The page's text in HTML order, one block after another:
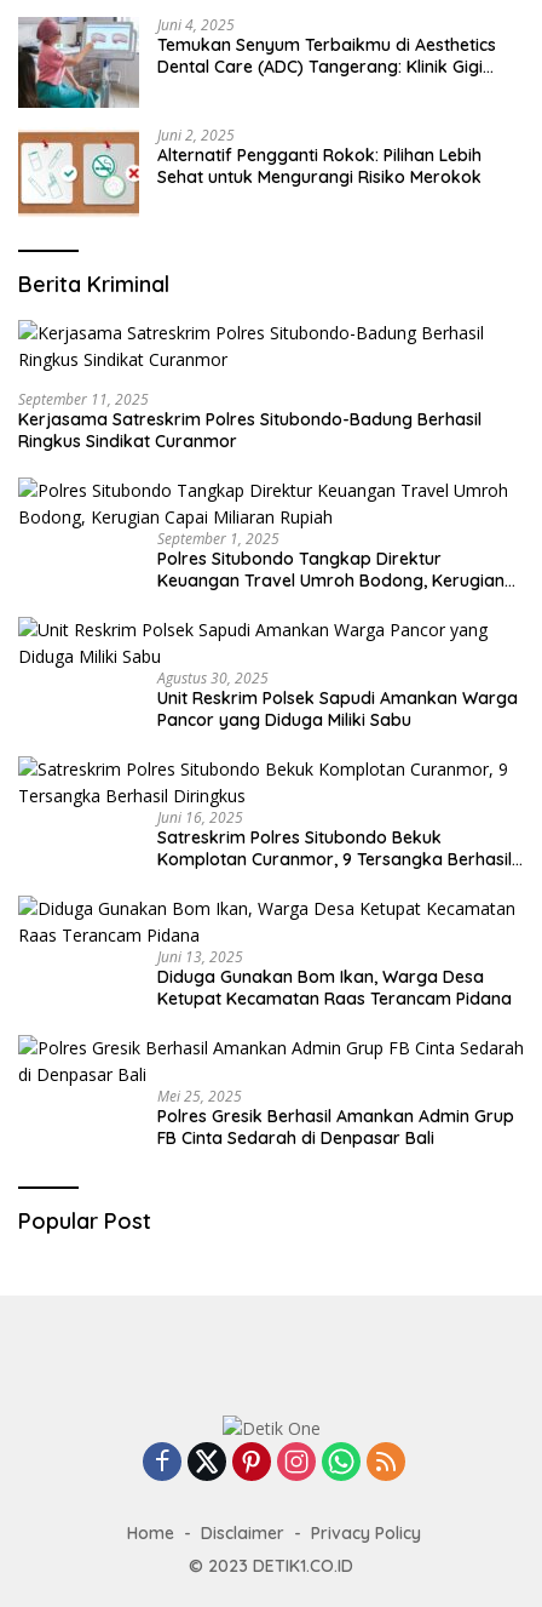
Juni 4, 2025
Temukan Senyum Terbaikmu di Aesthetics
Dental Care (ADC) Tangerang: Klinik Gigi
Juni 2, 2025
Alternatif Pengganti Rokok: Pilihan Lebih
Sehat untuk Mengurangi Risiko Merokok
Berita Kriminal
September 11, 2025
Kerjasama Satreskrim Polres Situbondo-Badung Berhasil
Ringkus Sindikat Curanmor
September 1, 2025
Polres Situbondo Tangkap Direktur
Keuangan Travel Umroh Bodong, Kerugian
Agustus 30, 2025
Unit Reskrim Polsek Sapudi Amankan Warga
Pancor yang Diduga Miliki Sabu
Juni 16, 2025
Satreskrim Polres Situbondo Bekuk
Komplotan Curanmor, 9 Tersangka Berhasil
Juni 13, 2025
Diduga Gunakan Bom Ikan, Warga Desa
Ketupat Kecamatan Raas Terancam Pidana
Mei 25, 2025
Polres Gresik Berhasil Amankan Admin Grup
FB Cinta Sedarah di Denpasar Bali
Popular Post
Home Disclaimer
Privacy Policy
© 2023 DETIK1.CO.ID